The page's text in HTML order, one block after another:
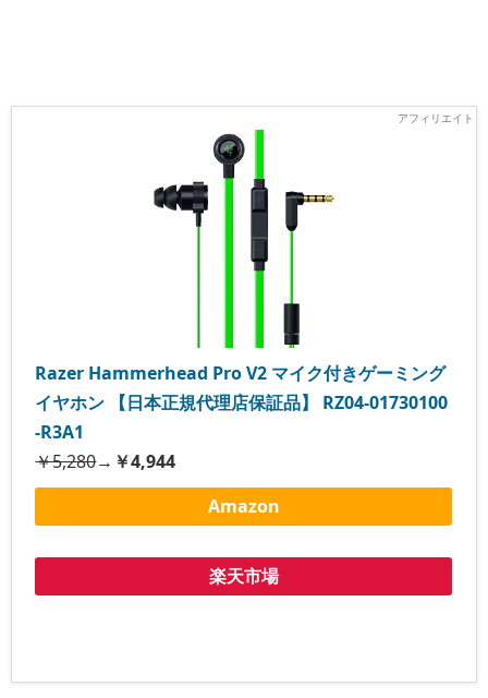
Razer Hammerhead Pro V2 マイク付きゲーミング
イヤホン 【日本正規代理店保証品】 RZ04-01730100
-R3A1
￥5,280→ ￥4,944
Amazon
楽天市場